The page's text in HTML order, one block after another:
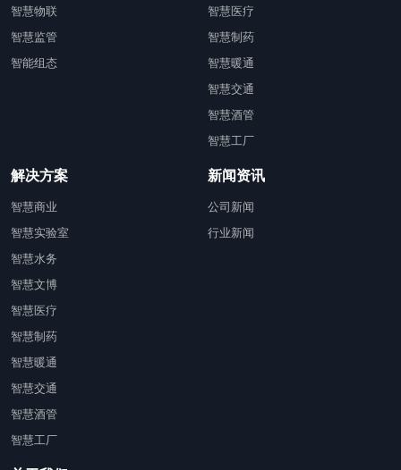
智慧物联
智慧监管
智能组态
智慧医疗
智慧制药
智慧暖通
智慧交通
智慧酒管
智慧工厂
解决方案
智慧商业
智慧实验室
智慧水务
智慧文博
智慧医疗
智慧制药
智慧暖通
智慧交通
智慧酒管
智慧工厂
新闻资讯
公司新闻
行业新闻